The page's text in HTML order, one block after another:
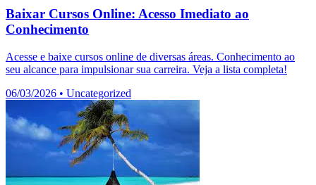
Baixar Cursos Online: Acesso Imediato ao
Conhecimento
Acesse e baixe cursos online de diversas áreas. Conhecimento ao
seu alcance para impulsionar sua carreira. Veja a lista completa!
06/03/2026 • Uncategorized